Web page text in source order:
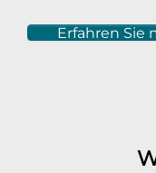
Erfahren Sie